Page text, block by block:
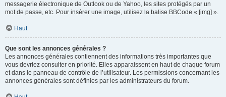
messagerie électronique de Outlook ou de Yahoo, les sites protégés par un
mot de passe, etc. Pour insérer une image, utilisez la balise BBCode « [img] ».
Haut
Que sont les annonces générales ?
Les annonces générales contiennent des informations très importantes que
vous devriez consulter en priorité. Elles apparaissent en haut de chaque forum
et dans le panneau de contrôle de l’utilisateur. Les permissions concernant les
annonces générales sont définies par les administrateurs du forum.